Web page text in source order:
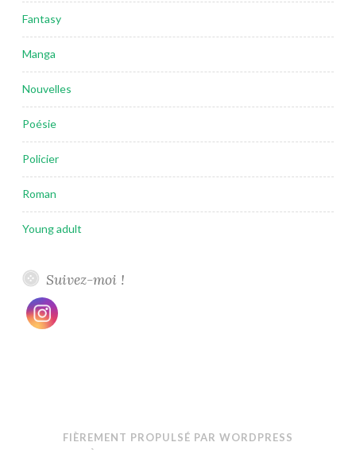
Fantasy
Manga
Nouvelles
Poésie
Policier
Roman
Young adult
Suivez-moi !
FIÈREMENT PROPULSÉ PAR WORDPRESS